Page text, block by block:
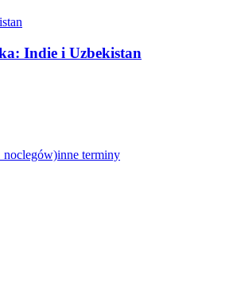
Indie i Uzbekistan
noclegów)inne terminy